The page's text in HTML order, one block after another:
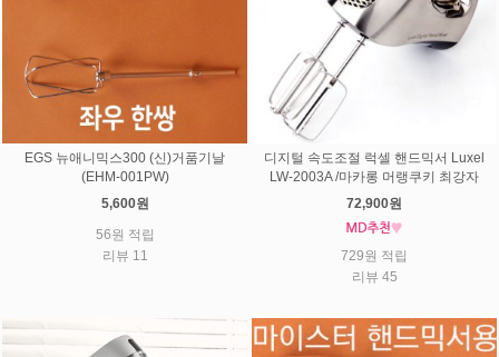
EGS 뉴애니믹스300 (신)거품기날
(EHM-001PW)
5,600원
56원 적립
리뷰 11
디지털 속도조절 럭셀 핸드믹서 Luxel
LW-2003A /마카롱 머랭쿠키 최강자
72,900원
729원 적립
리뷰 45